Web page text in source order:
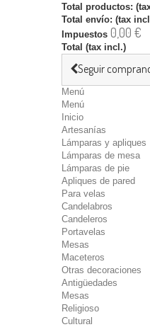
Total productos:
Total envío: (tax
Impuestos 0,00 €
Total (tax incl.)
Seguir
Menú
Menú
Inicio
Artesanías
Lámparas y apliques
Lámparas de mesa
Lámparas de pie
Apliques de pared
Para velas
Candelabros
Candeleros
Portavelas
Mesas
Maceteros
Otras decoraciones
Antigüedades
Mesas
Religioso
Cultural